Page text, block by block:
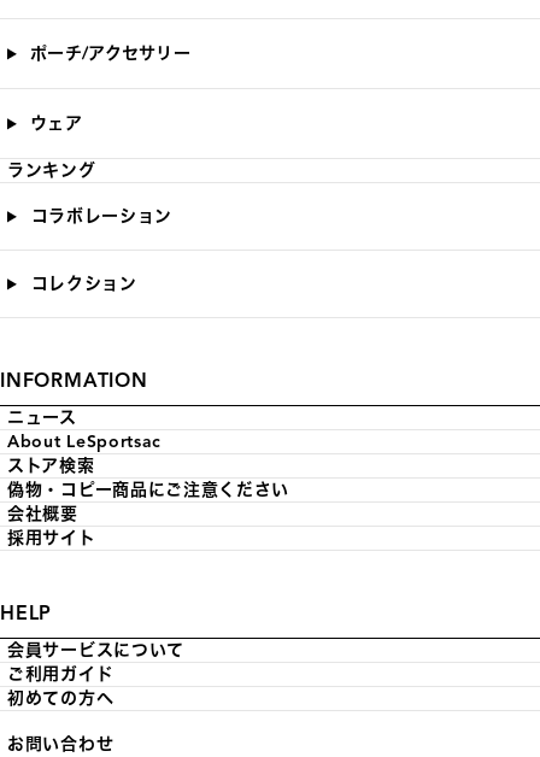
ポーチ/アクセサリー
ウェア
ランキング
コラボレーション
コレクション
INFORMATION
ニュース
About LeSportsac
ストア検索
偽物・コピー商品にご注意ください
会社概要
採用サイト
HELP
会員サービスについて
ご利用ガイド
初めての方へ
お問い合わせ